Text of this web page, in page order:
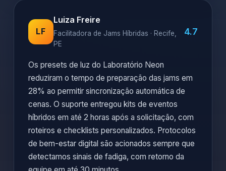
LF
Luiza Freire
Facilitadora de Jams Híbridas · Recife,
PE
4.7
Os presets de luz do Laboratório Neon
reduziram o tempo de preparação das jams em
28% ao permitir sincronização automática de
cenas. O suporte entregou kits de eventos
híbridos em até 2 horas após a solicitação, com
roteiros e checklists personalizados. Protocolos
de bem-estar digital são acionados sempre que
detectamos sinais de fadiga, com retorno da